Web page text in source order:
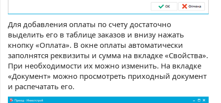
Для добавления оплаты по счету достаточно
выделить его в таблице заказов и внизу нажать
кнопку «Оплата». В окне оплаты автоматически
заполнятся реквизиты и сумма на вкладке «Свойства».
При необходимости их можно изменить. На вкладке
«Документ» можно просмотреть приходный документ
и распечатать его.